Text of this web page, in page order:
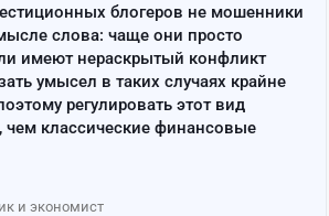
блогеров не мошенники
слова: чаще они просто
имеют нераскрытый конфликт
умысел в таких случаях крайне
регулировать этот вид
чем классические финансовые
и экономист